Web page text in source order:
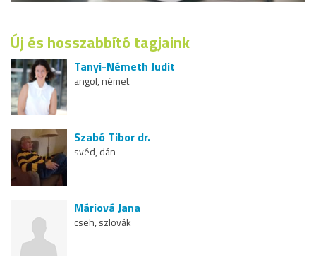
Új és hosszabbító tagjaink
Tanyi-Németh Judit
angol, német
Szabó Tibor dr.
svéd, dán
Máriová Jana
cseh, szlovák